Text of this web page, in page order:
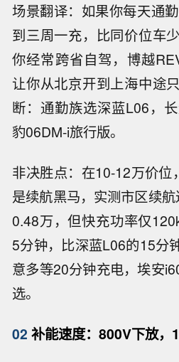
场景翻译：如果你每天通
到三周一充，比同价位车
你经常跨省自驾，博越
让你从北京开到上海中途
断：通勤族选深蓝L06，
豹06DM-i旅行版。
非决胜点：在10-12万价
是续航黑马，实测市区续
0.48万，但快充功率仅
5分钟，比深蓝L06的15分
意多等20分钟充电，埃安
选。
02 补能速度：800V下放，